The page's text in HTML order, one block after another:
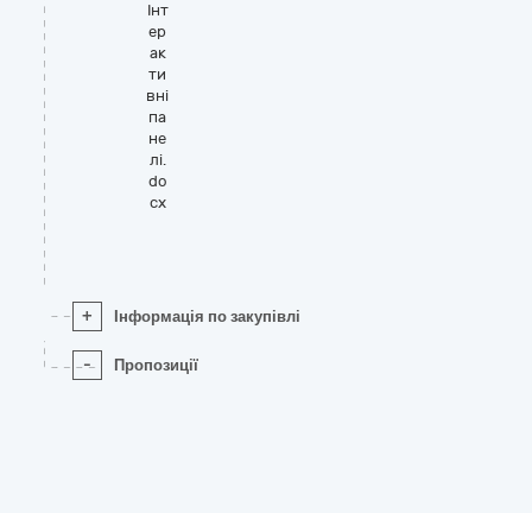
Інт
ер
ак
ти
вні
па
не
лі.
do
cx
+ Інформація по закупівлі
- Пропозиції